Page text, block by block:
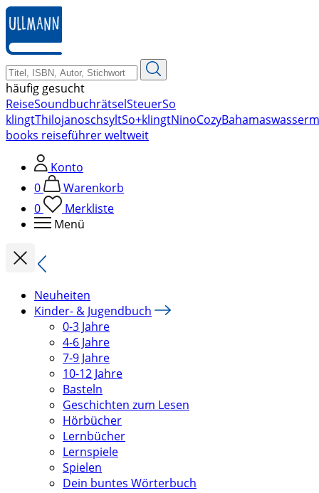
zum
Hauptinhalt
springen
häufig gesucht
ReiseSoundbuchrätselSteuerSo
klingtThilojanoschsyltSo+klingtNinoCozyBahamas
books reiseführer weltweit
Konto
0
Warenkorb
0
Merkliste
Menü
Neuheiten
Kinder- & Jugendbuch
0-3 Jahre
4-6 Jahre
7-9 Jahre
10-12 Jahre
Basteln
Geschichten zum Lesen
Hörbücher
Lernbücher
Lernspiele
Spielen
Dein buntes Wörterbuch